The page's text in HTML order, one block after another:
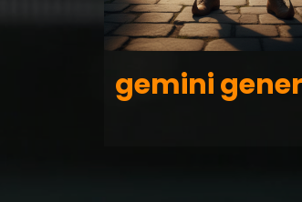
gemini